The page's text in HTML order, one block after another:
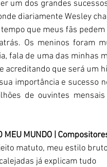
um dos grandes
diariamente Wesley
tempo que meus fãs
Os meninos foram
fala de uma das minhas
acreditando que será um
importância e sucesso
de ouvintes
MEU MUNDO |
matuto, meu estilo
já explicam tudo